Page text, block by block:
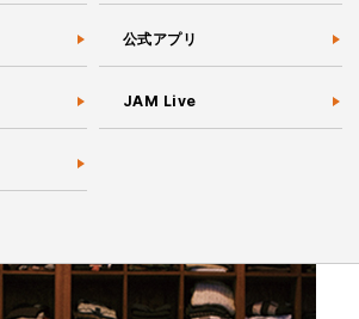
公式アプリ
JAM Live